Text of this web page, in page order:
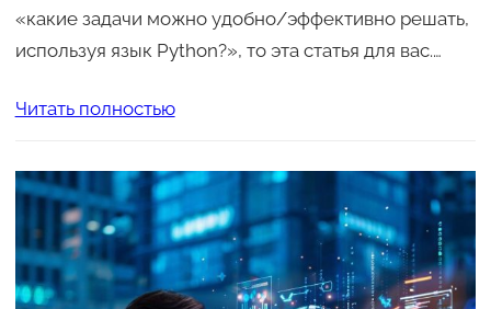
«какие задачи можно удобно/эффективно решать,
используя язык Python?», то эта статья для вас.…
Читать полностью